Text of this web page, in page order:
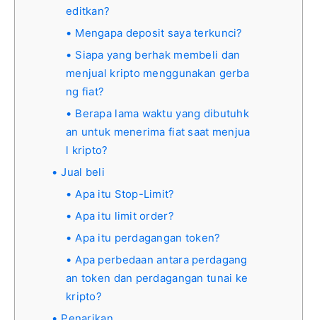
editkan?
Mengapa deposit saya terkunci?
Siapa yang berhak membeli dan
menjual kripto menggunakan gerba
ng fiat?
Berapa lama waktu yang dibutuhk
an untuk menerima fiat saat menjua
l kripto?
Jual beli
Apa itu Stop-Limit?
Apa itu limit order?
Apa itu perdagangan token?
Apa perbedaan antara perdagang
an token dan perdagangan tunai ke
kripto?